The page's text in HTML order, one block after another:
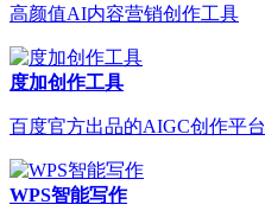
高颜值AI内容营销创作工具
度加创作工具
百度官方出品的AIGC创作平台
WPS智能写作